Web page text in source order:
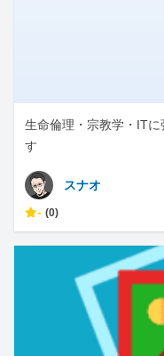
生命倫理・宗教学・IT
す
スナオ
- (0)